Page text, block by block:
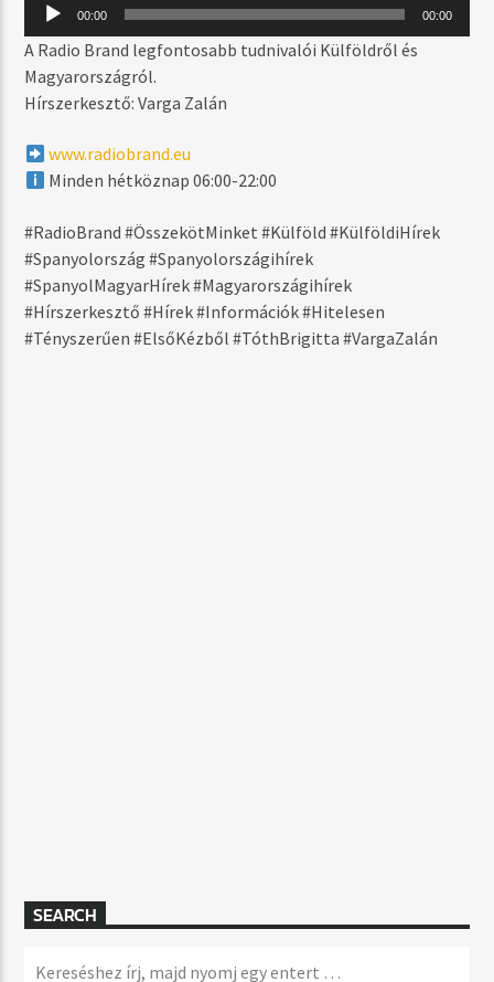
THIS IS HOW WE DO IT
MONTELL JORDAN
MŰSOR ADÁSBAN
18:00 19:59
00:00 00:00
A Radio Brand legfontosabb tudnivalói Külföldről és
Magyarországról.
Hírszerkesztő: Varga Zalán
www.radiobrand.eu
Minden hétköznap 06:00-22:00
#RadioBrand #ÖsszekötMinket #Külföld #KülföldiHírek
#Spanyolország #Spanyolországihírek
#SpanyolMagyarHírek #Magyarországihírek
#Hírszerkesztő #Hírek #Információk #Hitelesen
#Tényszerűen #ElsőKézből #TóthBrigitta #VargaZalán
SEARCH